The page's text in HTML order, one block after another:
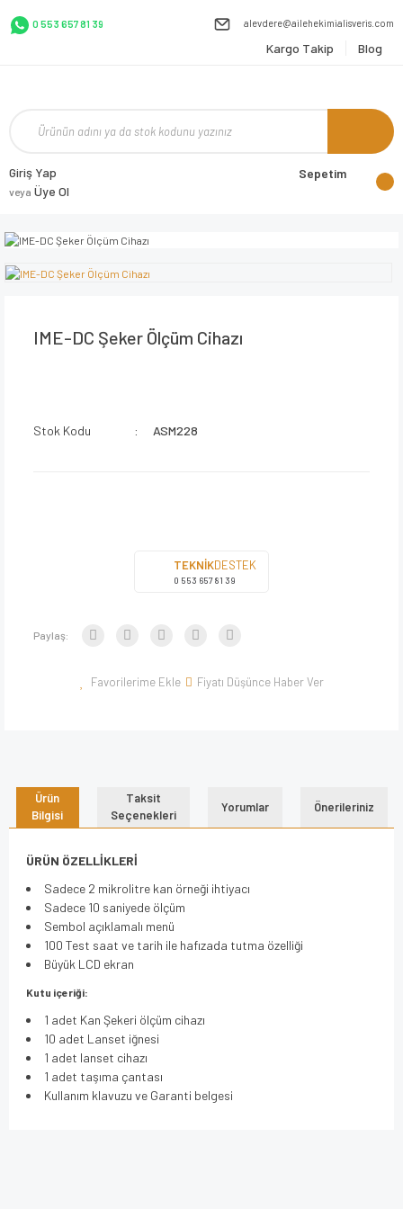
0 553 657 81 39 alevdere@ailehekimialisveris.com
Kargo Takip Blog
Giriş Yap
veya Üye Ol
Sepetim
IME-DC Şeker Ölçüm Cihazı
Stok Kodu ASM228
TEKNİKDESTEK
0 553 657 81 39
Paylaş:
Fiyatı Düşünce Haber Ver
Ürün
Bilgisi
Taksit
Seçenekleri
Yorumlar Önerileriniz
ÜRÜN ÖZELLİKLERİ
Sadece 2 mikrolitre kan örneği ihtiyacı
Sadece 10 saniyede ölçüm
Sembol açıklamalı menü
100 Test saat ve tarih ile hafızada tutma özelliği
Büyük LCD ekran
Kutu içeriği:
1 adet Kan Şekeri ölçüm cihazı
10 adet Lanset iğnesi
1 adet lanset cihazı
1 adet taşıma çantası
Kullanım klavuzu ve Garanti belgesi